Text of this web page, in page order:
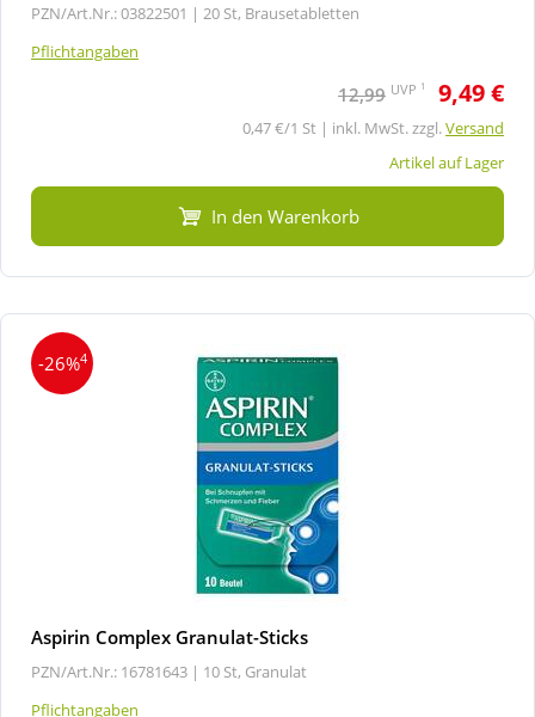
PZN/Art.Nr.: 03822501 | 20 St, Brausetabletten
Pflichtangaben
12,99 UVP 1 9,49 €
0,47 €/1 St | inkl. MwSt. zzgl.Versand
Artikel auf Lager
In den Warenkorb
-26%4
Aspirin Complex Granulat-Sticks
PZN/Art.Nr.: 16781643 | 10 St, Granulat
Pflichtangaben